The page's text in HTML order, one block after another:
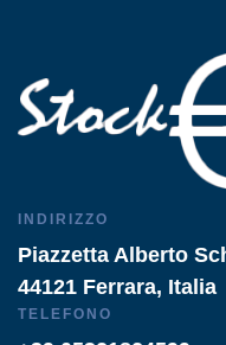
INDIRIZZO
Piazzetta Alberto
44121 Ferrara, Italia
TELEFONO